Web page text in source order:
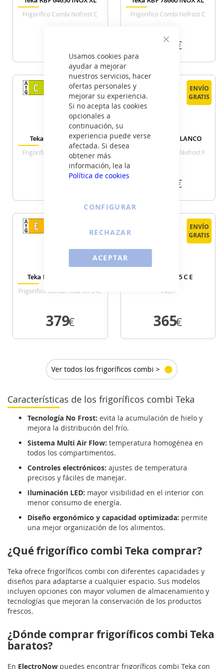
Cerrar
Usamos cookies para
ayudar a mejorar
nuestros servicios, hacer
ofertas personales y
mejorar su experiencia.
Si no acepta las cookies
opcionales a
continuación, su
experiencia puede verse
afectada. Si desea
obtener más
información, lea la
Política de cookies
ACEPTAR
CONFIGURAR
RECHAZAR
Frigorifico Combi Nofrost C
VER DETALLE
Frigorifico Combi Nofrost C
635€
ENVÍO
GRATIS
ENVÍO
GRATIS
Teka RBF 88670 GBK
Frigorifico Combi Nofrost C
Alto 201 Cm Ancho 59,5 Cm
VER DETALLE
805
ENVÍO
GRATIS
ENVÍO
GRATIS
Teka NFL 320 BLANCO
Frigorifico Combi Nofrost F
499€
GRATIS
GRATIS
Teka NFL 345 E WHITE
Frigorifico Combi Teka Nfl 345
379
€
ENVÍO
GRATIS
ENVÍO
GRATIS
Teka NFL 345 C E
INOX
365
€
Ver todos los frigoríficos combi >
Características de los frigoríficos combi Teka
Tecnología No Frost: evita la acumulación de hielo y
mejora la distribución del frío.
Sistema Multi Air Flow: temperatura homogénea en
todos los compartimentos.
Controles electrónicos: ajustes de temperatura
precisos y fáciles de manejar.
Iluminación LED: mayor visibilidad en el interior con
menor consumo de energía.
Diseño ergonómico y capacidad optimizada: permite
una mejor organización de los alimentos.
¿Qué frigorífico combi Teka comprar?
Teka ofrece frigoríficos combi con diferentes capacidades y
diseños para adaptarse a cualquier espacio. Sus modelos
incluyen opciones con mayor volumen de almacenamiento y
tecnologías que mejoran la conservación de los productos
frescos.
¿Dónde comprar frigoríficos combi Teka
baratos?
En ElectroNow puedes encontrar frigoríficos combi Teka con